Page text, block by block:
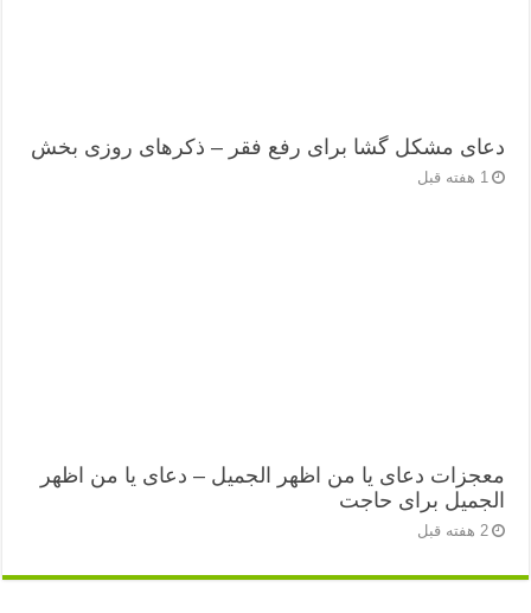
دعای مشکل گشا برای رفع فقر – ذکرهای روزی‌ بخش
1 هفته قبل
معجزات دعای یا من اظهر الجمیل – دعای یا من اظهر
الجمیل برای حاجت
2 هفته قبل